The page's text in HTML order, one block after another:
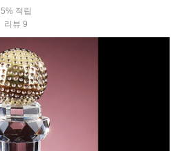
5% 적립
리뷰 9